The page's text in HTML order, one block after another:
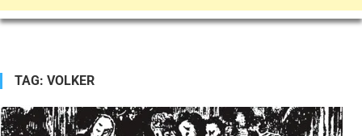
TAG: VOLKER